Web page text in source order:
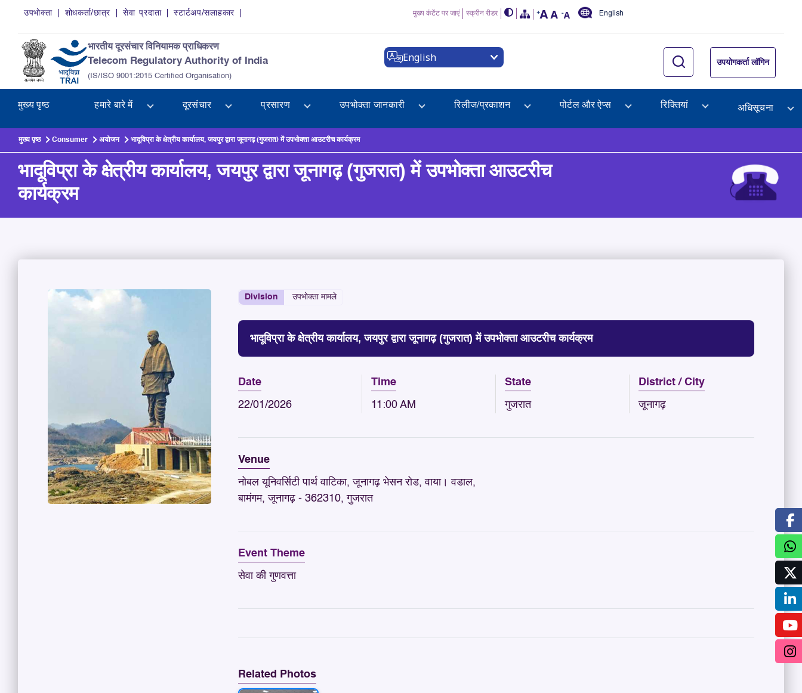
Skip to main content
उपभोक्ता शोधकर्ता/छात्र सेवा प्रदाता स्टार्टअप/सलाहकार मुख्य कंटेंट पर जाएं स्क्रीन रीडर English
भारतीय दूरसंचार विनियामक प्राधिकरण
Telecom Regulatory Authority of India
(IS/ISO 9001:2015 Certified Organisation)
English उपयोगकर्ता लॉगिन
मुख्य पृष्ठ हमारे बारे में दूरसंचार प्रसारण उपभोक्ता जानकारी रिलीज/प्रकाशन पोर्टल और ऐप्स रिक्तियां अधिसूचना
मुख्य पृष्ठ Consumer अयोजन भादूविप्रा के क्षेत्रीय कार्यालय, जयपुर द्वारा जूनागढ़ (गुजरात) में उपभोक्ता आउटरीच कार्यक्रम
भादूविप्रा के क्षेत्रीय कार्यालय, जयपुर द्वारा जूनागढ़ (गुजरात) में उपभोक्ता आउटरीच
कार्यक्रम
Division उपभोक्ता मामले
भादूविप्रा के क्षेत्रीय कार्यालय, जयपुर द्वारा जूनागढ़ (गुजरात) में उपभोक्ता आउटरीच कार्यक्रम
Date
22/01/2026
Time
11:00 AM
State
गुजरात
District / City
जूनागढ़
Venue
नोबल यूनिवर्सिटी पार्थ वाटिका, जूनागढ़ भेसन रोड, वाया। वडाल,
बामंगम, जूनागढ़ - 362310, गुजरात
Event Theme
सेवा की गुणवत्ता
Related Photos